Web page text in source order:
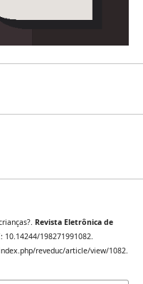
Revista Eletrônica de
10.14244/198271991082.
reveduc/article/view/1082.